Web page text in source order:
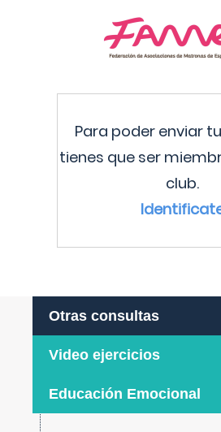
Para poder enviar
tienes que ser
club.
Otras consultas
Video ejercicios
Educación Emocional